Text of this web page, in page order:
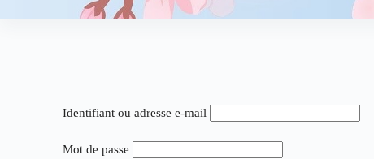
Identifiant ou adresse e-mail
Mot de passe